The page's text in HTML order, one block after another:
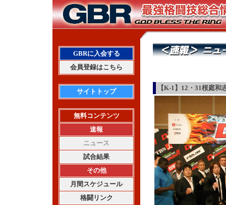
GBRに入会する
会員登録はこちら
サイトトップ
無料コンテンツ
速報
ニュース
試合結果
その他
月間スケジュール
格闘リンク
【K-1】12・31桜庭